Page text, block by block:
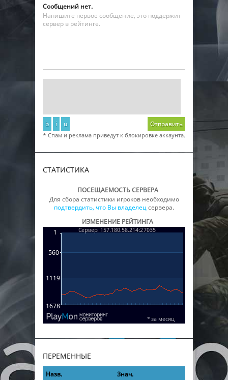
Сообщений нет.
Напишите первое сообщение, это поддержит
сервер в рейтинге.
b i u Отправить
* Спам и реклама приведут к блокировке аккаунта.
СТАТИСТИКА
ПОСЕЩАЕМОСТЬ СЕРВЕРА
Для сбора статистики игроков необходимо
подтвердить, что Вы владелецсервера.
ИЗМЕНЕНИЕ РЕЙТИНГА
ПЕРЕМЕННЫЕ
Назв.
Знач.